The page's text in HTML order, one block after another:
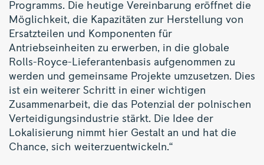
Programms. Die heutige Vereinbarung eröffnet die
Möglichkeit, die Kapazitäten zur Herstellung von
Ersatzteilen und Komponenten für
Antriebseinheiten zu erwerben, in die globale
Rolls-Royce-Lieferantenbasis aufgenommen zu
werden und gemeinsame Projekte umzusetzen. Dies
ist ein weiterer Schritt in einer wichtigen
Zusammenarbeit, die das Potenzial der polnischen
Verteidigungsindustrie stärkt. Die Idee der
Lokalisierung nimmt hier Gestalt an und hat die
Chance, sich weiterzuentwickeln.“